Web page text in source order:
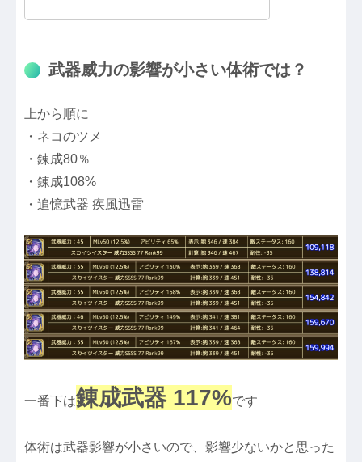
武器威力の影響が小さい体術では？
上から順に
・ネコのツメ
・錬成80％
・錬成108%
・追憶武器 疾風迅雷
一番下は錬成武器 117%です
体術は武器影響が小さいので、影響少ないかと思った